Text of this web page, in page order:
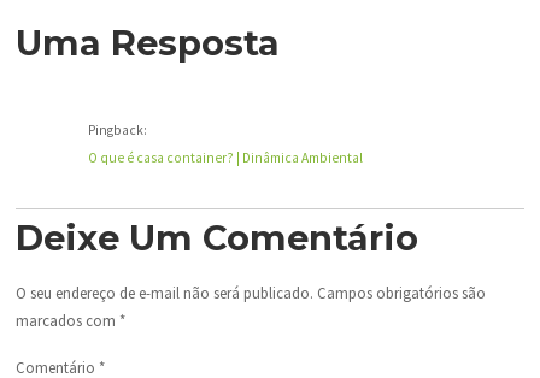
Uma Resposta
Pingback:
O que é casa container? | Dinâmica Ambiental
Deixe Um Comentário
O seu endereço de e-mail não será publicado. Campos obrigatórios são
marcados com *
Comentário *